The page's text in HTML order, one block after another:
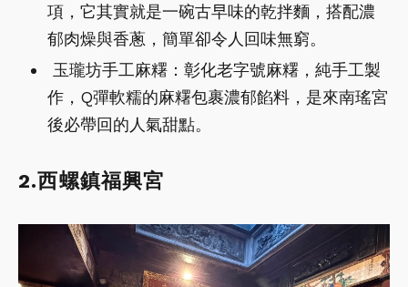
項，它其實就是一碗古早味的乾拌麵，搭配濃
郁肉燥與香蔥，簡單卻令人回味無窮。
玉瓏坊手工麻糬：彰化老字號麻糬，純手工製
作，Q彈軟糯的麻糬包裹濃郁餡料，是來南瑤宮
後必帶回的人氣甜點。
2.西螺鎮福興宮